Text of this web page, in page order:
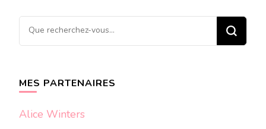
Vous
recherchiez
MES PARTENAIRES
Alice Winters